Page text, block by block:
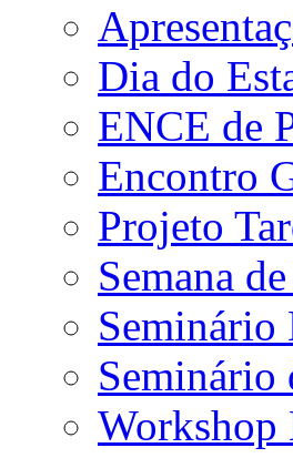
Dia do
ENCE de
Encontro
Projeto
Semana
Seminário
Seminário
Workshop